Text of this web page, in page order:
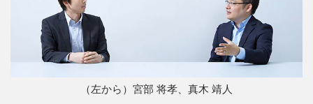
（左から）宮部 将孝、真木 靖人